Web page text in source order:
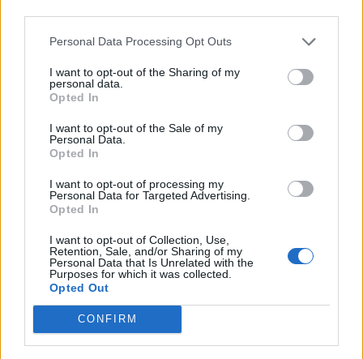
Personal Data Processing Opt Outs
I want to opt-out of the Sharing of my
personal data.
Opted In
I want to opt-out of the Sale of my
Personal Data.
Opted In
I want to opt-out of processing my
Personal Data for Targeted Advertising.
Opted In
I want to opt-out of Collection, Use,
Retention, Sale, and/or Sharing of my
Personal Data that Is Unrelated with the
Purposes for which it was collected.
Opted Out
CONFIRM
βιώσιμης ανάπτυξης»
27/07/26 16:13
υποστήριξη του πρώτου MIL-
ΕΕ: Βραβεία €100.000 για την
14/07/26|15:00
Starship Flight 13: Η SpaceX
ετοιμάζει τη δεύτερη πτήση του
V3 με τους πρώτους Starlink νέας